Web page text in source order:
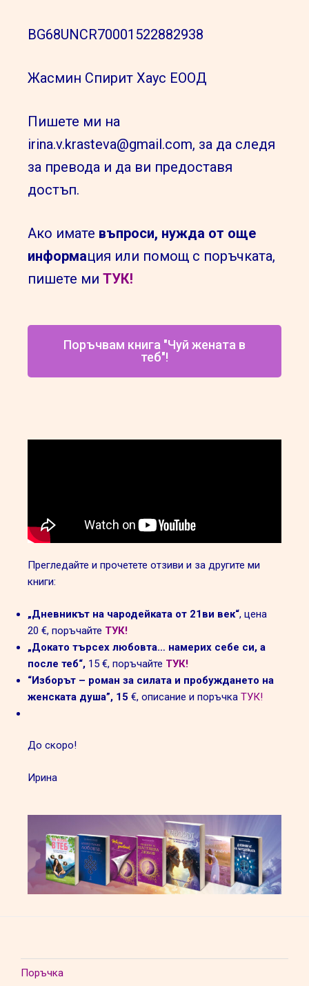
BG68UNCR70001522882938
Жасмин Спирит Хаус ЕООД
Пишете ми на
irina.v.krasteva@gmail.com, за да следя
за превода и да ви предоставя
достъп.
Ако имате въпроси, нужда от още
информация или помощ с поръчката,
пишете ми ТУК!
Поръчвам книга "Чуй жената в
теб"!
Прегледайте и прочетете отзиви и за другите ми
книги:
„Дневникът на чародейката от 21ви век“, цена
20 €, поръчайте ТУК!
„Докато търсех любовта… намерих себе си, а
после теб“, 15 €, поръчайте ТУК!
“Изборът – роман за силата и пробуждането на
женската душа”, 15 €, описание и поръчка ТУК!
До скоро!
Ирина
Поръчка